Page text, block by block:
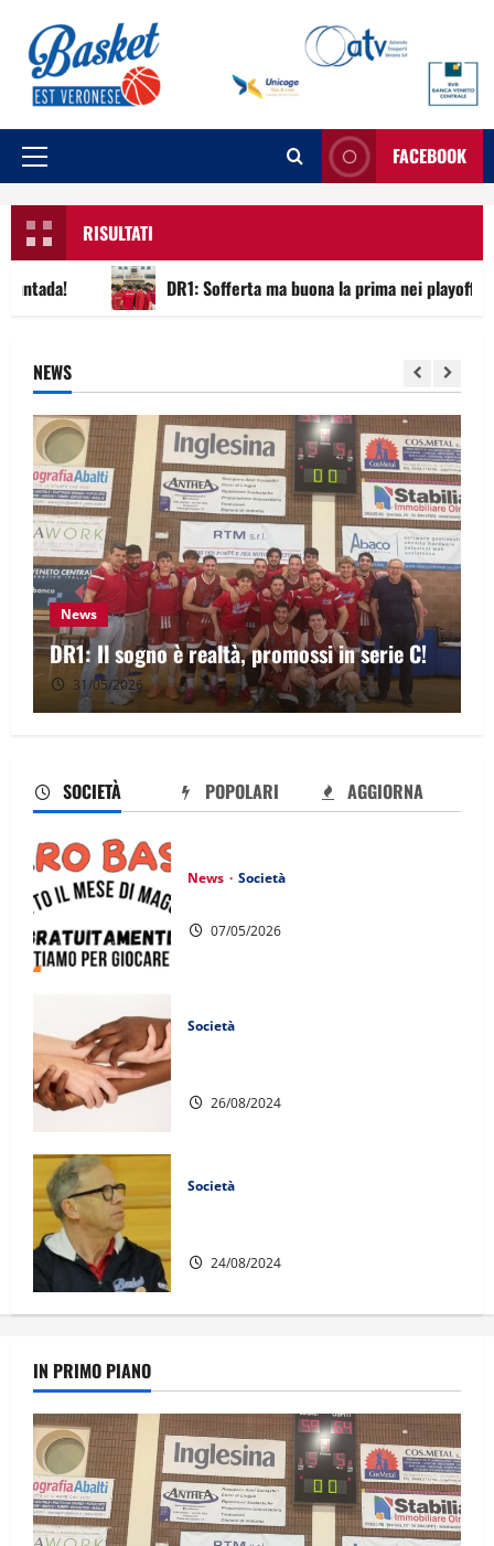
FACEBOOK
RISULTATI
DR1: Sofferta ma buona la prima nei playoff
NEWS
News
DR1: Il sogno è realtà, promossi in serie C!
31/05/2026
SOCIETÀ POPOLARI AGGIORNA
News Società
07/05/2026
Società
26/08/2024
Società
24/08/2024
IN PRIMO PIANO